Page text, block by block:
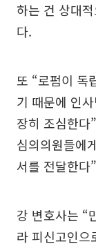
하는 건 상대
다.
또 “로펌이 독
기 때문에 인
장히 조심한다
심의의원들에
서를 전달한다
강 변호사는 “
라 피신고인으